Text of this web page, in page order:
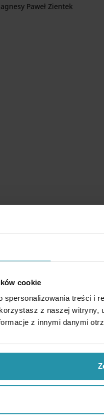
cookie
treści i
z naszej witryny,
z innymi danymi
Paweł Zientek